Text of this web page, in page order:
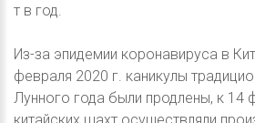
т в год.
Из-за эпидемии коронавируса в
февраля 2020 г. каникулы
Лунного года были продлены, к 14